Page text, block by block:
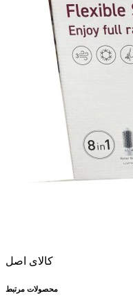
کالای اصل
محصولات مرتبط